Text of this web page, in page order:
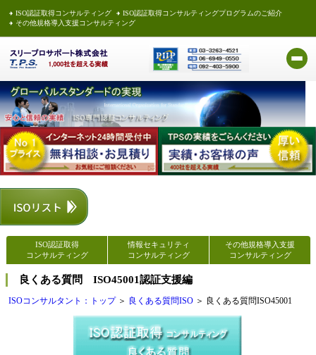
ISO認証取得コンサルティング
ISO認証取得コンサルティングプログラムのご紹介
その他規格導入支援コンサルティング
ISO認証取得
コンサルティング
情報セキュリティ
コンサルティング
その他規格導入支援
コンサルティング
良くある質問 ISO45001認証支援編
ISOコンサルタント：トップ＞ 良くある質問ISO ＞ 良くある質問ISO45001